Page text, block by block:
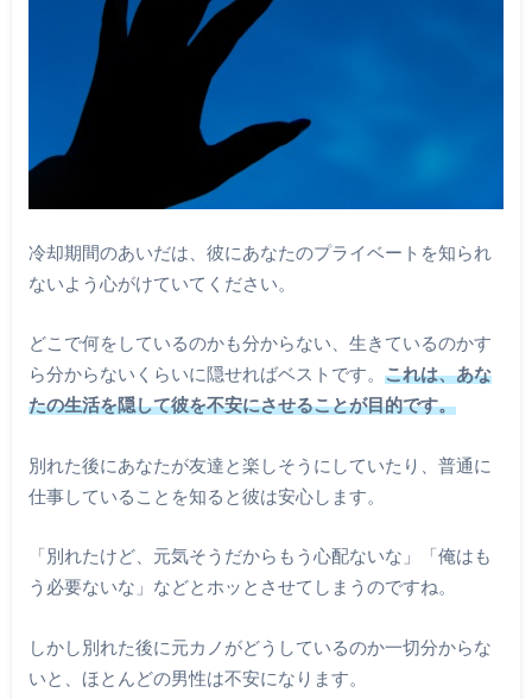
冷却期間のあいだは、彼にあなたのプライベートを知られ
ないよう心がけていてください。
どこで何をしているのかも分からない、生きているのかす
ら分からないくらいに隠せればベストです。 これは、あな
たの生活を隠して彼を不安にさせることが目的です。
別れた後にあなたが友達と楽しそうにしていたり、普通に
仕事していることを知ると彼は安心します。
「別れたけど、元気そうだからもう心配ないな」「俺はも
う必要ないな」などとホッとさせてしまうのですね。
しかし別れた後に元カノがどうしているのか一切分からな
いと、ほとんどの男性は不安になります。